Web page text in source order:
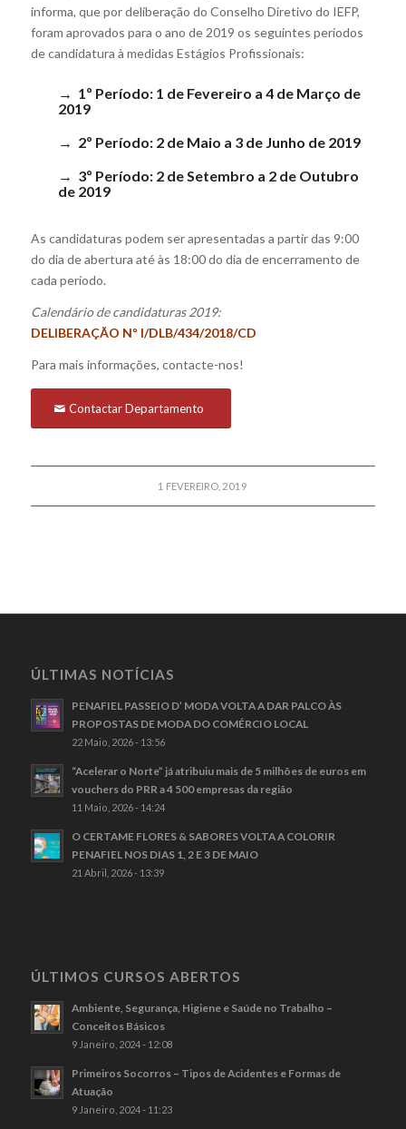
informa, que por deliberação do Conselho Diretivo do IEFP,
foram aprovados para o ano de 2019 os seguintes períodos
de candidatura à medidas Estágios Profissionais:
→ 1º Período: 1 de Fevereiro a 4 de Março de
2019
→ 2º Período: 2 de Maio a 3 de Junho de 2019
→ 3º Período: 2 de Setembro a 2 de Outubro
de 2019
As candidaturas podem ser apresentadas a partir das 9:00
do dia de abertura até às 18:00 do dia de encerramento de
cada período.
Calendário de candidaturas 2019:
DELIBERAÇÃO Nº I/DLB/434/2018/CD
Para mais informações, contacte-nos!
Contactar Departamento
1 FEVEREIRO, 2019
ÚLTIMAS NOTÍCIAS
PENAFIEL PASSEIO D’ MODA VOLTA A DAR PALCO ÀS
PROPOSTAS DE MODA DO COMÉRCIO LOCAL
22 Maio, 2026 - 13:56
“Acelerar o Norte” já atribuiu mais de 5 milhões de euros em
vouchers do PRR a 4 500 empresas da região
11 Maio, 2026 - 14:24
O CERTAME FLORES & SABORES VOLTA A COLORIR
PENAFIEL NOS DIAS 1, 2 E 3 DE MAIO
21 Abril, 2026 - 13:39
ÚLTIMOS CURSOS ABERTOS
Ambiente, Segurança, Higiene e Saúde no Trabalho –
Conceitos Básicos
9 Janeiro, 2024 - 12:08
Primeiros Socorros – Tipos de Acidentes e Formas de
Atuação
9 Janeiro, 2024 - 11:23